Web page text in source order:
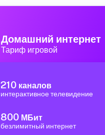
Домашний интернет
Тариф игровой
210 каналов
интерактивное телевидение
800 МБит
безлимитный интернет